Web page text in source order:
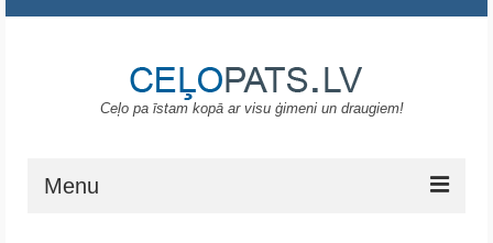
Ceļo pa īstam kopā ar visu ģimeni un draugiem!
Menu